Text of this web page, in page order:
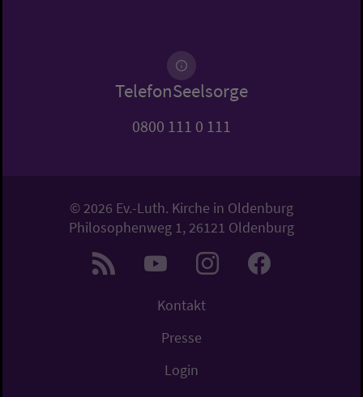
TelefonSeelsorge
0800 111 0 111
© 2026 Ev.-Luth. Kirche in Oldenburg
Philosophenweg 1, 26121 Oldenburg
Kontakt
Presse
Login